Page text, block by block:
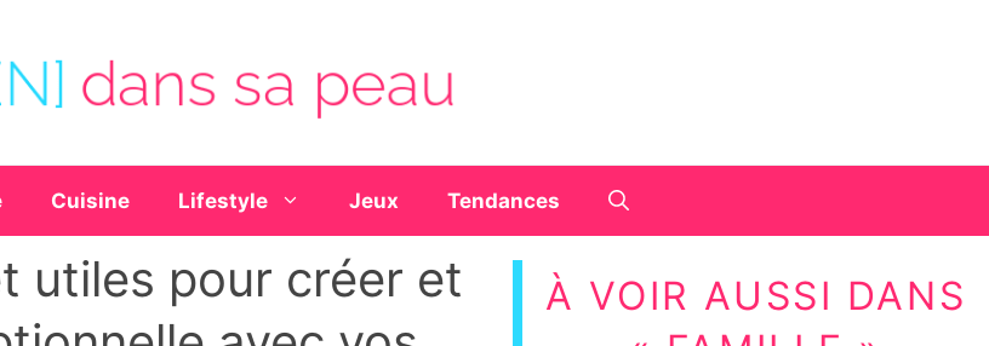
Cuisine Lifestyle Jeux Tendances
utiles pour créer et
À VOIR AUSSI DANS